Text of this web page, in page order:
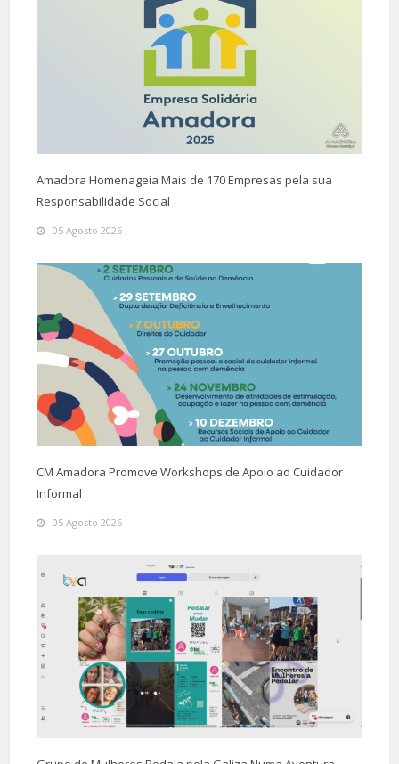
Amadora Homenageia Mais de 170 Empresas pela sua
Responsabilidade Social
05 Agosto 2026
CM Amadora Promove Workshops de Apoio ao Cuidador
Informal
05 Agosto 2026